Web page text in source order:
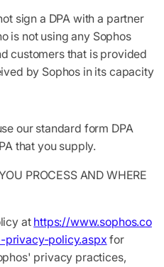
sign a DPA with a partner
is not using any Sophos
customers that is provided
by Sophos in its capacity
our standard form DPA
that you supply.
PROCESS AND WHERE
at https://www.sophos.co
privacy-policy.aspx for
privacy practices,